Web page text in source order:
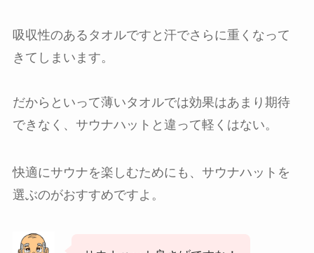
吸収性のあるタオルですと汗でさらに重くなって
きてしまいます。
だからといって薄いタオルでは効果はあまり期待
できなく、サウナハットと違って軽くはない。
快適にサウナを楽しむためにも、サウナハットを
選ぶのがおすすめですよ。